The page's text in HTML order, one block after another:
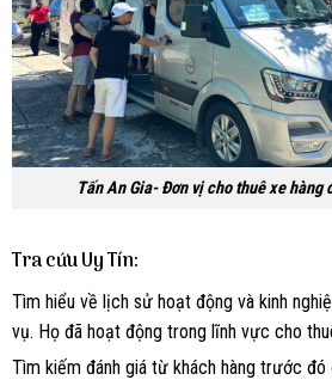
Tấn An Gia- Đơn vị cho thuê xe hàng
Tra cứu Uy Tín:
Tìm hiểu về lịch sử hoạt động và kinh
vụ. Họ đã hoạt động trong lĩnh vực cho
Tìm kiếm đánh giá từ khách hàng trước